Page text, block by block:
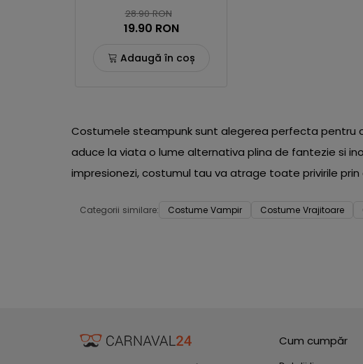
28.90 RON
19.90 RON
Adaugă în coș
Costumele steampunk sunt alegerea perfecta pentru
aduce la viata o lume alternativa plina de fantezie si
impresionezi, costumul tau va atrage toate privirile
Categorii similare: Costume Vampir Costume Vrajitoare
Cum cumpăr